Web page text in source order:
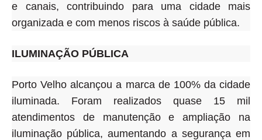
e canais, contribuindo para uma cidade mais
organizada e com menos riscos à saúde pública.
ILUMINAÇÃO PÚBLICA
Porto Velho alcançou a marca de 100% da cidade
iluminada. Foram realizados quase 15 mil
atendimentos de manutenção e ampliação na
iluminação pública, aumentando a segurança em